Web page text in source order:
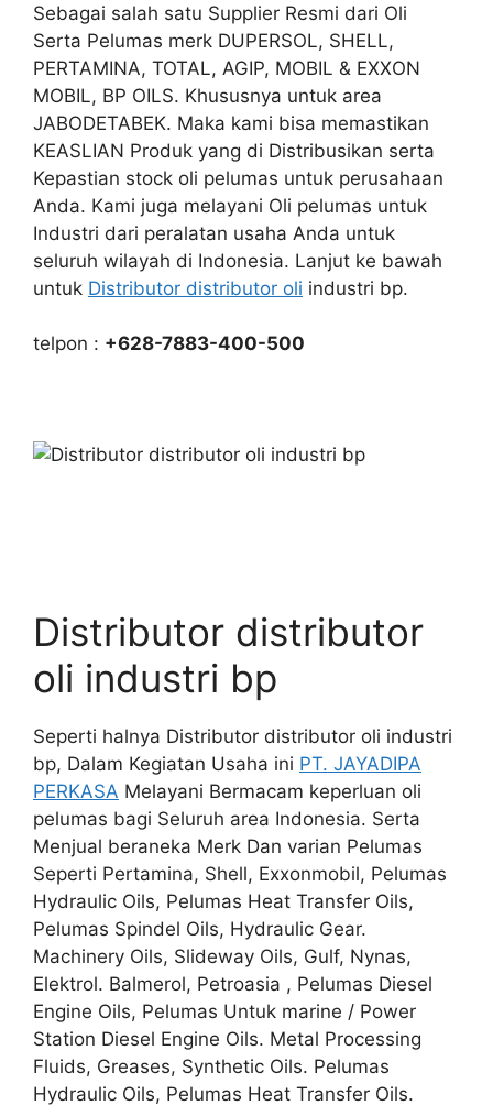
Sebagai salah satu Supplier Resmi dari Oli
Serta Pelumas merk DUPERSOL, SHELL,
PERTAMINA, TOTAL, AGIP, MOBIL & EXXON
MOBIL, BP OILS. Khususnya untuk area
JABODETABEK. Maka kami bisa memastikan
KEASLIAN Produk yang di Distribusikan serta
Kepastian stock oli pelumas untuk perusahaan
Anda. Kami juga melayani Oli pelumas untuk
Industri dari peralatan usaha Anda untuk
seluruh wilayah di Indonesia. Lanjut ke bawah
untuk Distributor distributor oli industri bp.
telpon : +628-7883-400-500
Distributor distributor
oli industri bp
Seperti halnya Distributor distributor oli industri
bp, Dalam Kegiatan Usaha ini PT. JAYADIPA
PERKASA Melayani Bermacam keperluan oli
pelumas bagi Seluruh area Indonesia. Serta
Menjual beraneka Merk Dan varian Pelumas
Seperti Pertamina, Shell, Exxonmobil, Pelumas
Hydraulic Oils, Pelumas Heat Transfer Oils,
Pelumas Spindel Oils, Hydraulic Gear.
Machinery Oils, Slideway Oils, Gulf, Nynas,
Elektrol. Balmerol, Petroasia , Pelumas Diesel
Engine Oils, Pelumas Untuk marine / Power
Station Diesel Engine Oils. Metal Processing
Fluids, Greases, Synthetic Oils. Pelumas
Hydraulic Oils, Pelumas Heat Transfer Oils.